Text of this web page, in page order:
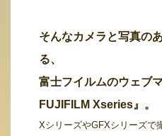
そんなカメラと写真の
る、
富士フイルムのウェブ
FUJIFILM Xseries』。
XシリーズやGFXシリーズで